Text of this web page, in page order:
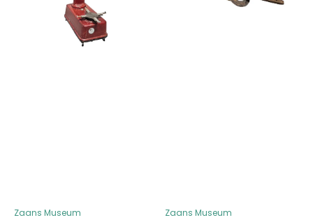
Zaans Museum
Zaans Museum